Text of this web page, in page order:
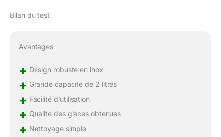
Bilan du test
Avantages
+ Design robuste en inox
+ Grande capacité de 2 litres
+ Facilité d’utilisation
+ Qualité des glaces obtenues
+ Nettoyage simple